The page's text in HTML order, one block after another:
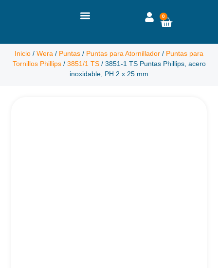
0
Inicio / Wera / Puntas / Puntas para Atornillador / Puntas para
Tornillos Phillips/ 3851/1 TS/ 3851-1 TS Puntas Phillips, acero
inoxidable, PH 2 x 25 mm